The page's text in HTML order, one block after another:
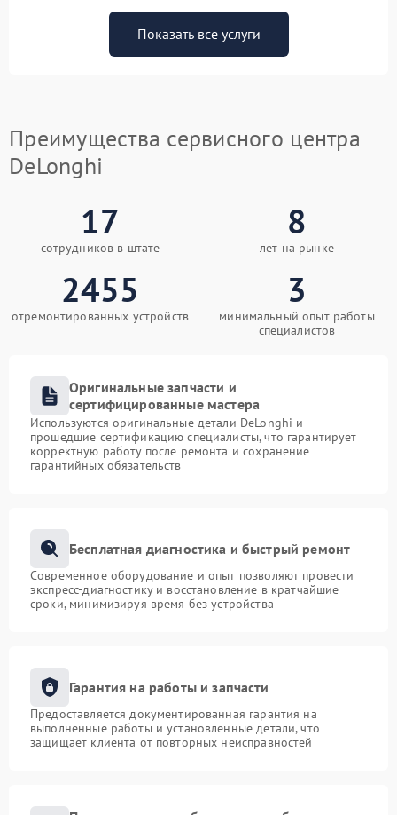
Показать все услуги
Преимущества сервисного центра
DeLonghi
17
сотрудников в штате
8
лет на рынке
2455
отремонтированных устройств
3
минимальный опыт работы
специалистов
Оригинальные запчасти и
сертифицированные мастера
Используются оригинальные детали DeLonghi и
прошедшие сертификацию специалисты, что гарантирует
корректную работу после ремонта и сохранение
гарантийных обязательств
Бесплатная диагностика и быстрый ремонт
Современное оборудование и опыт позволяют провести
экспресс-диагностику и восстановление в кратчайшие
сроки, минимизируя время без устройства
Гарантия на работы и запчасти
Предоставляется документированная гарантия на
выполненные работы и установленные детали, что
защищает клиента от повторных неисправностей